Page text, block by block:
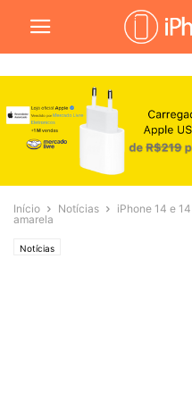
Início Notícias
iPhone 14 e
amarela
Notícias